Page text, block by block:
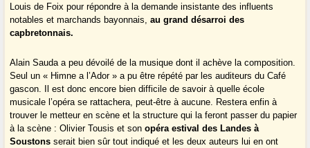
Louis de Foix pour répondre à la demande insistante des influents
notables et marchands bayonnais,au grand désarroi des
capbretonnais.
Alain Sauda a peu dévoilé de la musique dont il achève la composition.
Seul un « Himne a l’Ador » a pu être répété par les auditeurs du Café
gascon. Il est donc encore bien difficile de savoir à quelle école
musicale l’opéra se rattachera, peut-être à aucune. Restera enfin à
trouver le metteur en scène et la structure qui la feront passer du papier
à la scène : Olivier Tousis et sonopéra estival des Landes à
Soustons serait bien sûr tout indiqué et les deux auteurs lui en ont